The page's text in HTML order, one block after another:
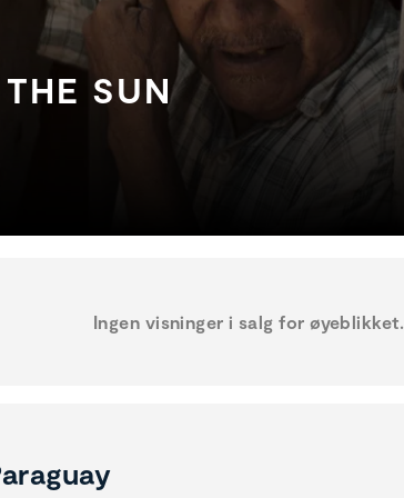
SUN
Ingen visninger i salg for øyeblikket.